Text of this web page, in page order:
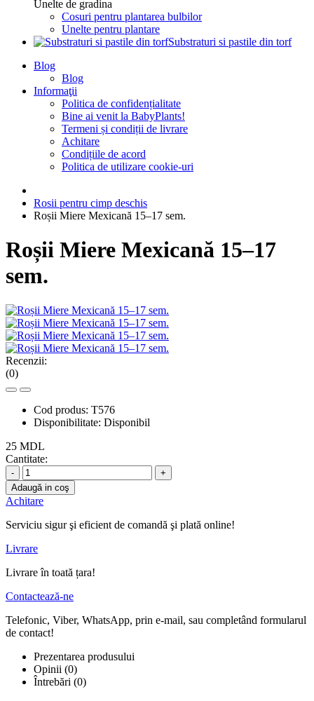
Unelte de gradina
Cosuri pentru plantarea bulbilor
Unelte pentru plantare
Substraturi si pastile din torf
Blog
Blog
Informaţii
Politica de confidențialitate
Bine ai venit la BabyPlants!
Termeni și condiții de livrare
Achitare
Condițiile de acord
Politica de utilizare cookie-uri
Rosii pentru cimp deschis
Roșii Miere Mexicană 15–17 sem.
Roșii Miere Mexicană 15–17
sem.
Recenzii:
(0)
Cod produs: T576
Disponibilitate: Disponibil
25 MDL
Cantitate:
-
+
Adaugă in coş
Achitare
Serviciu sigur şi eficient de comandă şi plată online!
Livrare
Livrare în toată țara!
Contactează-ne
Telefonic, Viber, WhatsApp, prin e-mail, sau completând formularul
de contact!
Prezentarea produsului
Opinii (0)
Întrebări (0)